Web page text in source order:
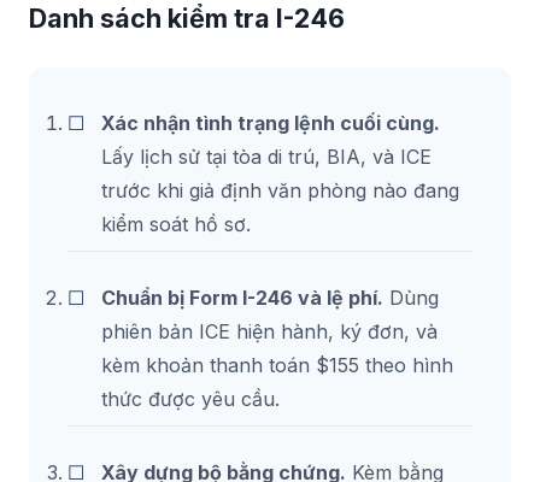
Danh sách kiểm tra I-246
Xác nhận tình trạng lệnh cuối cùng.
Lấy lịch sử tại tòa di trú, BIA, và ICE
trước khi giả định văn phòng nào đang
kiểm soát hồ sơ.
Chuẩn bị Form I-246 và lệ phí. Dùng
phiên bản ICE hiện hành, ký đơn, và
kèm khoản thanh toán $155 theo hình
thức được yêu cầu.
Xây dựng bộ bằng chứng. Kèm bằng